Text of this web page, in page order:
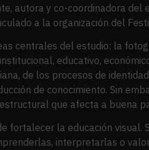
autora y co-coordinadora
a la organización del
centrales del estudio: la
educativo,
de los procesos de
de conocimiento. Sin
que afecta a buena
fortalecer la educación
interpretarlas o